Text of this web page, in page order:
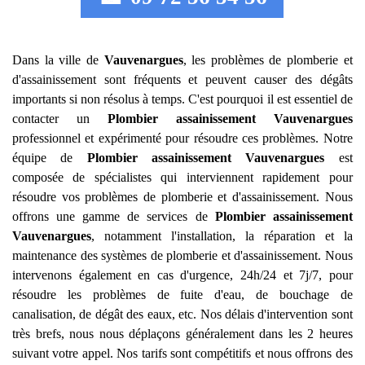
Dans la ville de Vauvenargues, les problèmes de plomberie et
d'assainissement sont fréquents et peuvent causer des dégâts
importants si non résolus à temps. C'est pourquoi il est essentiel de
contacter un Plombier assainissement
Vauvenargues
professionnel et expérimenté pour résoudre ces problèmes. Notre
équipe de Plombier assainissement Vauvenargues est
composée de spécialistes qui interviennent rapidement pour
résoudre vos problèmes de plomberie et d'assainissement. Nous
offrons une gamme de services de Plombier assainissement
Vauvenargues, notamment l'installation, la réparation et la
maintenance des systèmes de plomberie et d'assainissement. Nous
intervenons également en cas d'urgence, 24h/24 et 7j/7, pour
résoudre les problèmes de fuite d'eau, de bouchage de
canalisation, de dégât des eaux, etc. Nos délais d'intervention sont
très brefs, nous nous déplaçons généralement dans les 2 heures
suivant votre appel. Nos tarifs sont compétitifs et nous offrons des